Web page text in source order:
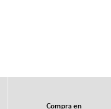
Compra en